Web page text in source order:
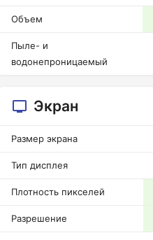
Объем
Пыле- и
водонепроницаемый
Экран
Размер экрана
Тип дисплея
Плотность пикселей
Разрешение